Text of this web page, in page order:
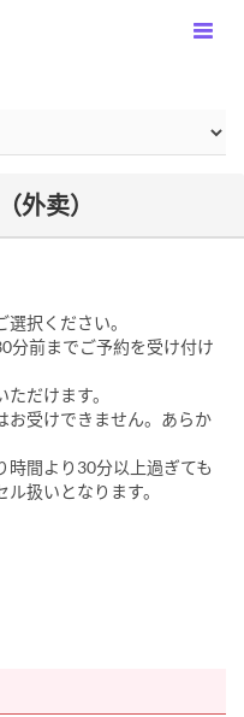
外卖）
択ください。
分前までご予約を受け付け
だけます。
受けできません。あらか
間より30分以上過ぎても
扱いとなります。